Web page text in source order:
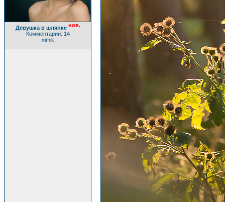
Девушка в шляпке нов.
Комментарии: 14
ximik